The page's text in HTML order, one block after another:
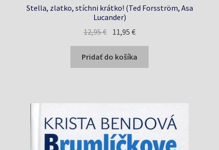
Stella, zlatko, stíchni krátko! (Ted Forsström, Asa
Lucander)
12,95€ Pôvodná
cena
bola:
12,95 €.
11,95€Aktuálna
cena
je:
11,95 €.
Pridať do košíka